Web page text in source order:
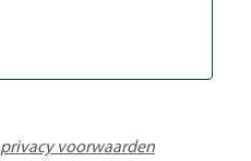
privacy voorwaarden